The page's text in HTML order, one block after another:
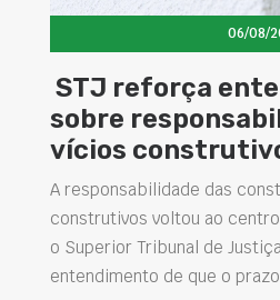
entendimento
por
das construtoras por vícios
ao centro do debate jurídico após
de Justiça (STJ) consolidar o
o prazo…